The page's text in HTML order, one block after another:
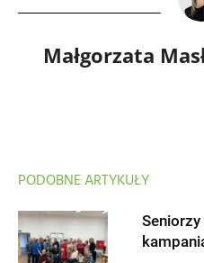
Małgorzata
PODOBNE ARTYKUŁY
Seniorzy